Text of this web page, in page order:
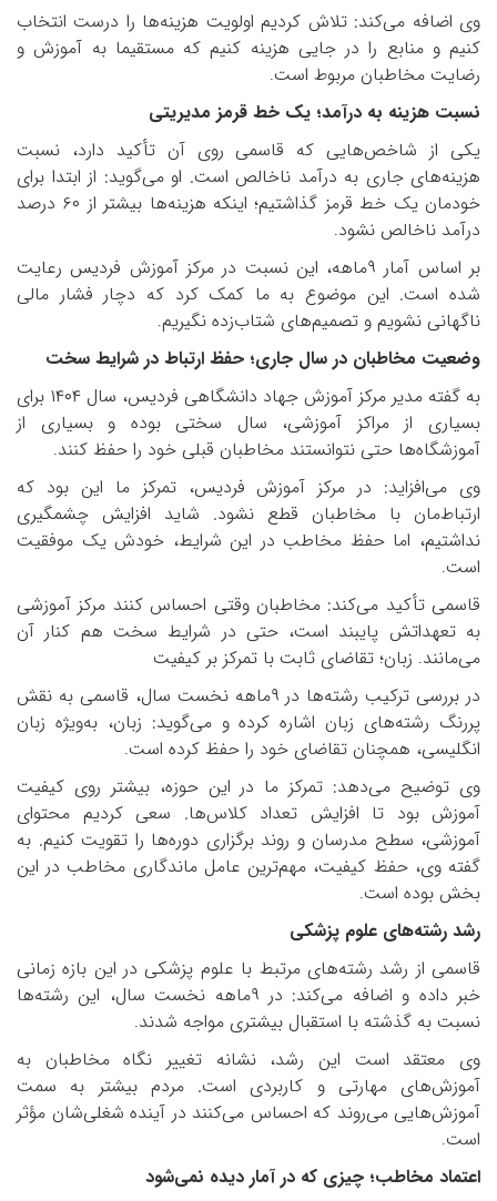
وی اضافه می‌کند: تلاش کردیم اولویت هزینه‌ها را درست انتخاب
کنیم و منابع را در جایی هزینه کنیم که مستقیما به آموزش و
رضایت مخاطبان مربوط است.
نسبت هزینه به درآمد؛ یک خط قرمز مدیریتی
یکی از شاخص‌هایی که قاسمی روی آن تأکید دارد، نسبت
هزینه‌های جاری به درآمد ناخالص است. او می‌گوید: از ابتدا برای
خودمان یک خط قرمز گذاشتیم؛ اینکه هزینه‌ها بیشتر از ۶۰ درصد
درآمد ناخالص نشود.
بر اساس آمار ۹ماهه، این نسبت در مرکز آموزش فردیس رعایت
شده است. این موضوع به ما کمک کرد که دچار فشار مالی
ناگهانی نشویم و تصمیم‌های شتاب‌زده نگیریم.
وضعیت مخاطبان در سال جاری؛ حفظ ارتباط در شرایط سخت
به گفته مدیر مرکز آموزش جهاد دانشگاهی فردیس، سال ۱۴۰۴ برای
بسیاری از مراکز آموزشی، سال سختی بوده و بسیاری از
آموزشگاه‌ها حتی نتوانستند مخاطبان قبلی خود را حفظ کنند.
وی می‌افزاید: در مرکز آموزش فردیس، تمرکز ما این بود که
ارتباط‌مان با مخاطبان قطع نشود. شاید افزایش چشمگیری
نداشتیم، اما حفظ مخاطب در این شرایط، خودش یک موفقیت
است.
قاسمی تأکید می‌کند: مخاطبان وقتی احساس کنند مرکز آموزشی
به تعهداتش پایبند است، حتی در شرایط سخت هم کنار آن
می‌مانند. زبان؛ تقاضای ثابت با تمرکز بر کیفیت
در بررسی ترکیب رشته‌ها در ۹ماهه نخست سال، قاسمی به نقش
پررنگ رشته‌های زبان اشاره کرده و می‌گوید: زبان، به‌ویژه زبان
انگلیسی، همچنان تقاضای خود را حفظ کرده است.
وی توضیح می‌دهد: تمرکز ما در این حوزه، بیشتر روی کیفیت
آموزش بود تا افزایش تعداد کلاس‌ها. سعی کردیم محتوای
آموزشی، سطح مدرسان و روند برگزاری دوره‌ها را تقویت کنیم. به
گفته وی، حفظ کیفیت، مهم‌ترین عامل ماندگاری مخاطب در این
بخش بوده است.
رشد رشته‌های علوم پزشکی
قاسمی از رشد رشته‌های مرتبط با علوم پزشکی در این بازه زمانی
خبر داده و اضافه می‌کند: در ۹ماهه نخست سال، این رشته‌ها
نسبت به گذشته با استقبال بیشتری مواجه شدند.
وی معتقد است این رشد، نشانه تغییر نگاه مخاطبان به
آموزش‌های مهارتی و کاربردی است. مردم بیشتر به سمت
آموزش‌هایی می‌روند که احساس می‌کنند در آینده شغلی‌شان مؤثر
است.
اعتماد مخاطب؛ چیزی که در آمار دیده نمی‌شود